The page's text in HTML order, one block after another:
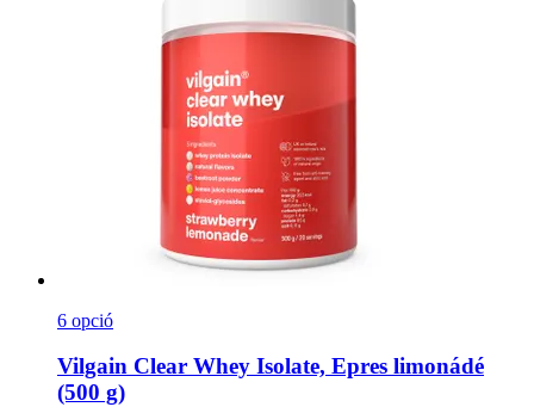
6 opció
Vilgain Clear Whey Isolate, Epres limonádé
(500 g)